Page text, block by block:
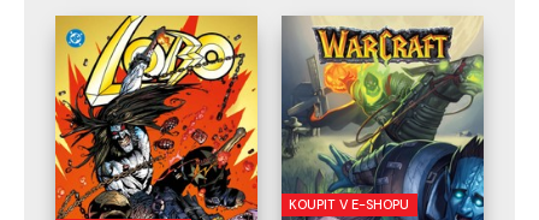
KOUPIT V E-SHOPU